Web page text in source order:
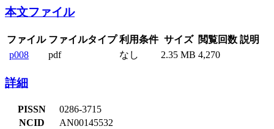
本文ファイル
ファイル ファイルタイプ 利用条件 サイズ 閲覧回数 説明
p008
pdf なし 2.35 MB 4,270
詳細
PISSN
0286-3715
NCID
AN00145532